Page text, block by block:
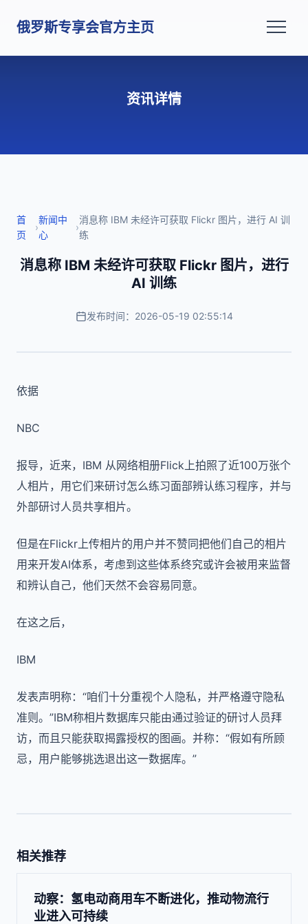
俄罗斯专享会官方主页
资讯详情
首
页
›
新闻中
心
›
消息称 IBM 未经许可获取 Flickr 图片，进行 AI 训
练
消息称 IBM 未经许可获取 Flickr 图片，进行
AI 训练
发布时间：2026-05-19 02:55:14
依据
NBC
报导，近来，IBM 从网络相册Flick上拍照了近100万张个
人相片，用它们来研讨怎么练习面部辨认练习程序，并与
外部研讨人员共享相片。
但是在Flickr上传相片的用户并不赞同把他们自己的相片
用来开发AI体系，考虑到这些体系终究或许会被用来监督
和辨认自己，他们天然不会容易同意。
在这之后，
IBM
发表声明称：“咱们十分重视个人隐私，并严格遵守隐私
准则。”IBM称相片数据库只能由通过验证的研讨人员拜
访，而且只能获取揭露授权的图画。并称：“假如有所顾
忌，用户能够挑选退出这一数据库。”
相关推荐
动察：氢电动商用车不断进化，推动物流行
业进入可持续